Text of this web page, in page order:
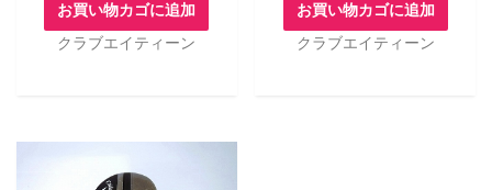
お買い物カゴに追加
クラブエイティーン
お買い物カゴに追加
クラブエイティーン